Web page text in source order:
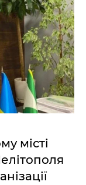
місті